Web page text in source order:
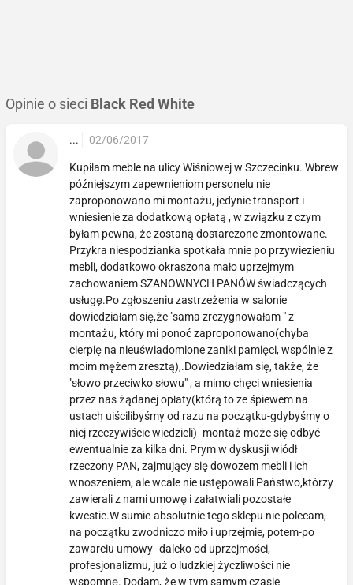
Opinie o sieci Black Red White
... 02/06/2017
Kupiłam meble na ulicy Wiśniowej w Szczecinku. Wbrew
późniejszym zapewnieniom personelu nie
zaproponowano mi montażu, jedynie transport i
wniesienie za dodatkową opłatą , w związku z czym
byłam pewna, że zostaną dostarczone zmontowane.
Przykra niespodzianka spotkała mnie po przywiezieniu
mebli, dodatkowo okraszona mało uprzejmym
zachowaniem SZANOWNYCH PANÓW świadczących
usługę.Po zgłoszeniu zastrzeżenia w salonie
dowiedziałam się,że "sama zrezygnowałam " z
montażu, który mi ponoć zaproponowano(chyba
cierpię na nieuświadomione zaniki pamięci, wspólnie z
moim mężem zresztą),.Dowiedziałam się, także, że
"słowo przeciwko słowu" , a mimo chęci wniesienia
przez nas żądanej opłaty(którą to ze śpiewem na
ustach uiścilibyśmy od razu na początku-gdybyśmy o
niej rzeczywiście wiedzieli)- montaż może się odbyć
ewentualnie za kilka dni. Prym w dyskusji wiódł
rzeczony PAN, zajmujący się dowozem mebli i ich
wnoszeniem, ale wcale nie ustępowali Państwo,którzy
zawierali z nami umowę i załatwiali pozostałe
kwestie.W sumie-absolutnie tego sklepu nie polecam,
na początku zwodniczo miło i uprzejmie, potem-po
zawarciu umowy--daleko od uprzejmości,
profesjonalizmu, już o ludzkiej życzliwości nie
wspomnę. Dodam, że w tym samym czasie